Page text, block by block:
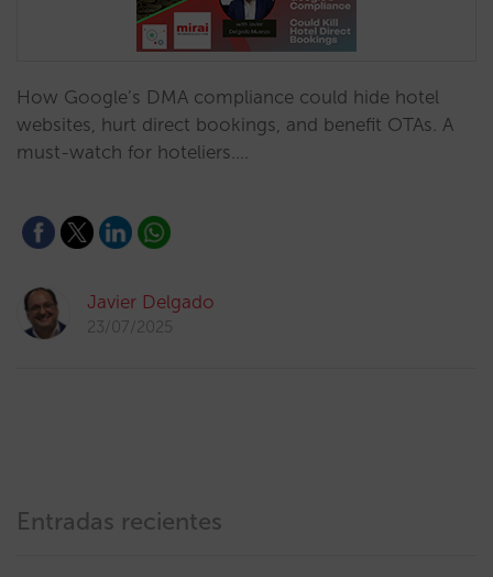
How Google’s DMA compliance could hide hotel
websites, hurt direct bookings, and benefit OTAs. A
must-watch for hoteliers.…
Javier Delgado
23/07/2025
Entradas recientes